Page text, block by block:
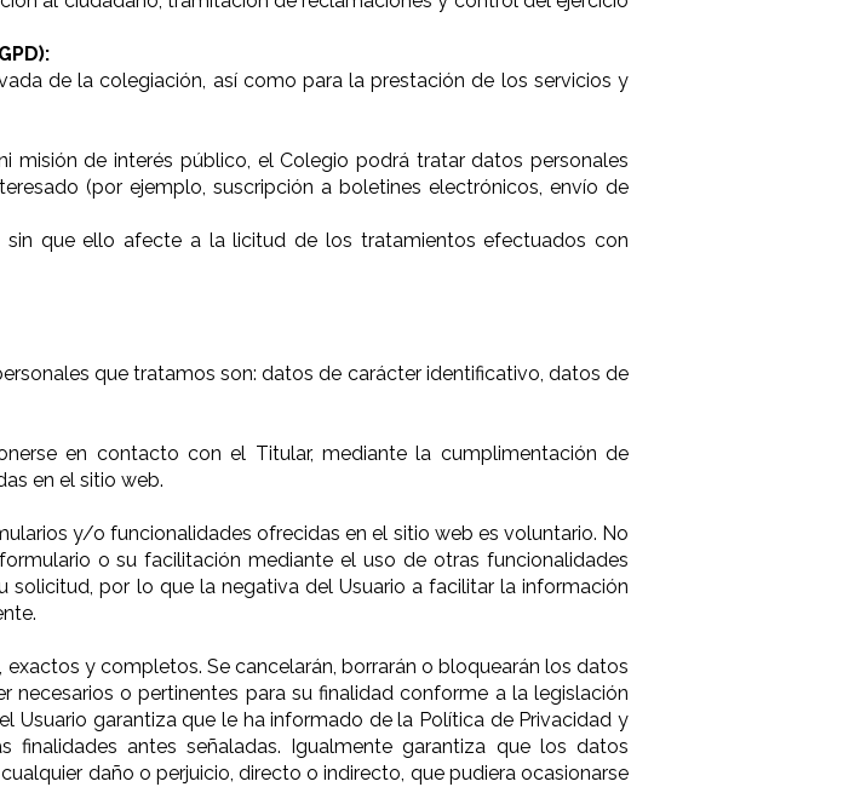
de la colegiación, así como para la prestación de los servicios y
misión de interés público, el Colegio podrá tratar datos personales
(por ejemplo, suscripción a boletines electrónicos, envío de
que ello afecte a la licitud de los tratamientos efectuados con
que tratamos son: datos de carácter identificativo, datos de
en contacto con el Titular, mediante la cumplimentación de
en el sitio web.
y/o funcionalidades ofrecidas en el sitio web es voluntario. No
o su facilitación mediante el uso de otras funcionalidades
por lo que la negativa del Usuario a facilitar la información
y completos. Se cancelarán, borrarán o bloquearán los datos
o pertinentes para su finalidad conforme a la legislación
Usuario garantiza que le ha informado de la Política de Privacidad y
antes señaladas. Igualmente garantiza que los datos
daño o perjuicio, directo o indirecto, que pudiera ocasionarse